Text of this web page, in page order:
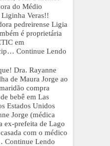
do Médio
Veras!!
pedreirense Ligia
é proprietária
em
Continue Lendo
Dra. Rayanne
de Maura Jorge ao
compra
bebê em Las
Estados Unidos
Jorge (médica
ex-prefeita de Lago
com o médico
Continue Lendo